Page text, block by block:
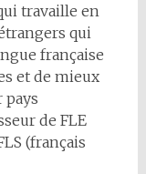
travaille en
qui
française
et de mieux
pays
de FLE
(français